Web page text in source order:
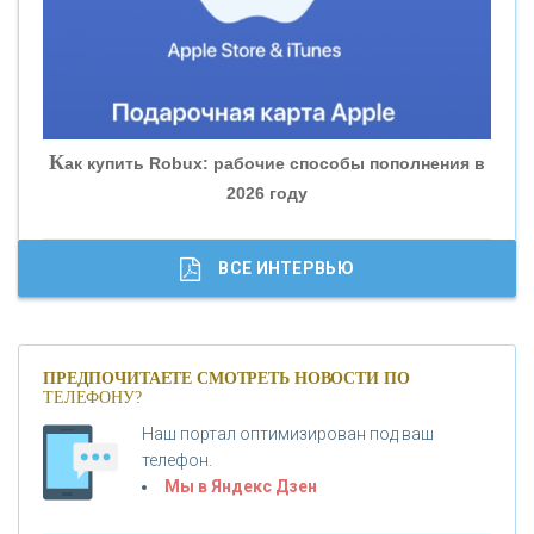
«БАНК ГЛОБЭКС»
«СОВКОМБАНК»
«ГАЗПРОМБАНК»
«МОСКОВСКИЙ КРЕДИТНЫЙ БАНК»
«БАНК ВОЗРОЖДЕНИЕ»
Как купить Robux: рабочие способы пополнения в
2026 году
Банки.ру обновил логотип впервые за 19 лет -
ВСЕ ИНТЕРВЬЮ
ПРЕДПОЧИТАЕТЕ СМОТРЕТЬ НОВОСТИ ПО
ТЕЛЕФОНУ?
Наш портал оптимизирован под ваш
телефон.
Мы в Яндекс Дзен